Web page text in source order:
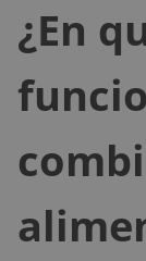
¿En